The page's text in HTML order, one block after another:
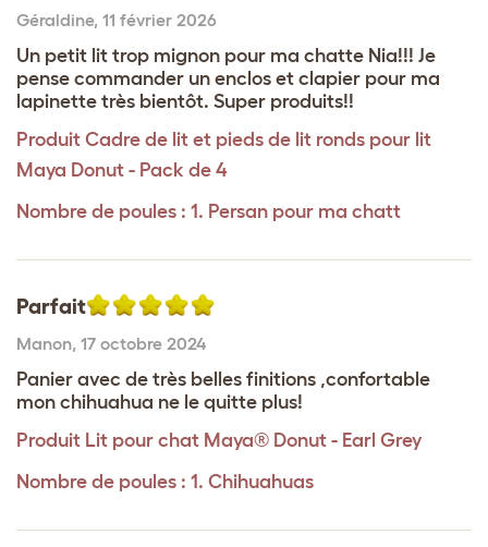
Géraldine, 11 février 2026
Un petit lit trop mignon pour ma chatte Nia!!! Je
pense commander un enclos et clapier pour ma
lapinette très bientôt. Super produits!!
Produit Cadre de lit et pieds de lit ronds pour lit
Maya Donut - Pack de 4
Nombre de poules : 1. Persan pour ma chatt
Parfait
Manon, 17 octobre 2024
Panier avec de très belles finitions ,confortable
mon chihuahua ne le quitte plus!
Produit Lit pour chat Maya® Donut - Earl Grey
Nombre de poules : 1. Chihuahuas